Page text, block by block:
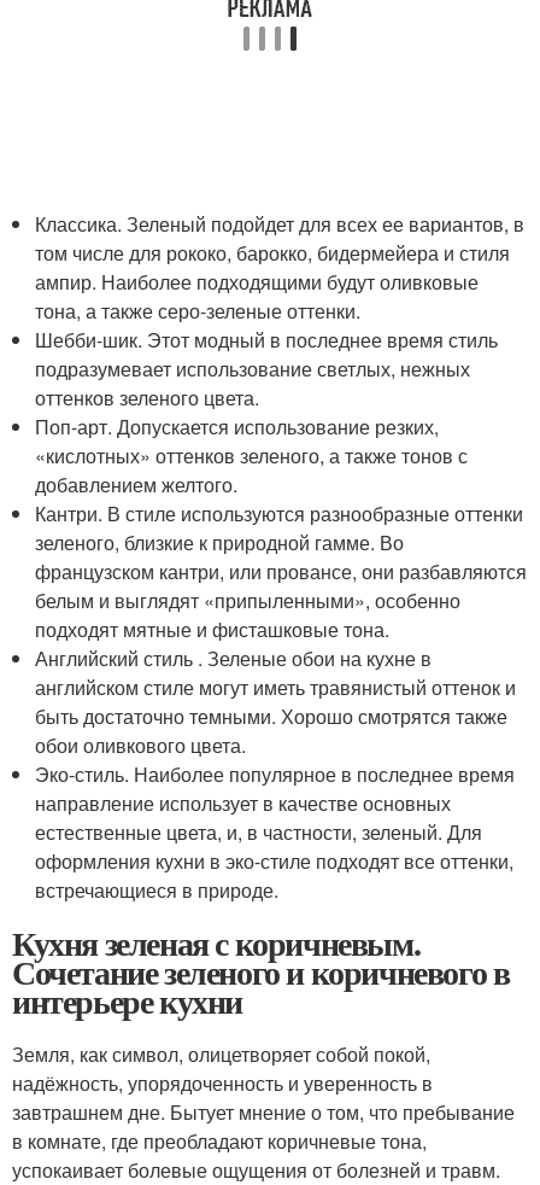
Классика. Зеленый подойдет для всех ее вариантов, в
том числе для рококо, барокко, бидермейера и стиля
ампир. Наиболее подходящими будут оливковые
тона, а также серо-зеленые оттенки.
Шебби-шик. Этот модный в последнее время стиль
подразумевает использование светлых, нежных
оттенков зеленого цвета.
Поп-арт. Допускается использование резких,
«кислотных» оттенков зеленого, а также тонов с
добавлением желтого.
Кантри. В стиле используются разнообразные оттенки
зеленого, близкие к природной гамме. Во
французском кантри, или провансе, они разбавляются
белым и выглядят «припыленными», особенно
подходят мятные и фисташковые тона.
Английский стиль . Зеленые обои на кухне в
английском стиле могут иметь травянистый оттенок и
быть достаточно темными. Хорошо смотрятся также
обои оливкового цвета.
Эко-стиль. Наиболее популярное в последнее время
направление использует в качестве основных
естественные цвета, и, в частности, зеленый. Для
оформления кухни в эко-стиле подходят все оттенки,
встречающиеся в природе.
Кухня зеленая с коричневым.
Сочетание зеленого и коричневого в
интерьере кухни
Земля, как символ, олицетворяет собой покой,
надёжность, упорядоченность и уверенность в
завтрашнем дне. Бытует мнение о том, что пребывание
в комнате, где преобладают коричневые тона,
успокаивает болевые ощущения от болезней и травм.